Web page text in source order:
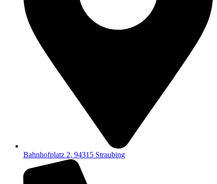
Bahnhofplatz 2, 94315 Straubing